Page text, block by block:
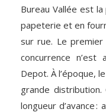
Bureau Vallée est
papeterie et en
sur rue. Le
concurrence n’est
Depot. À l’époque,
grande
longueur d’avance